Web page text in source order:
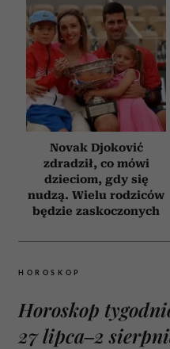
Novak Djoković
zdradził, co mówi
dzieciom, gdy się
nudzą. Wielu rodziców
będzie zaskoczonych
HOROSKOP
Horoskop
27 lipca–2